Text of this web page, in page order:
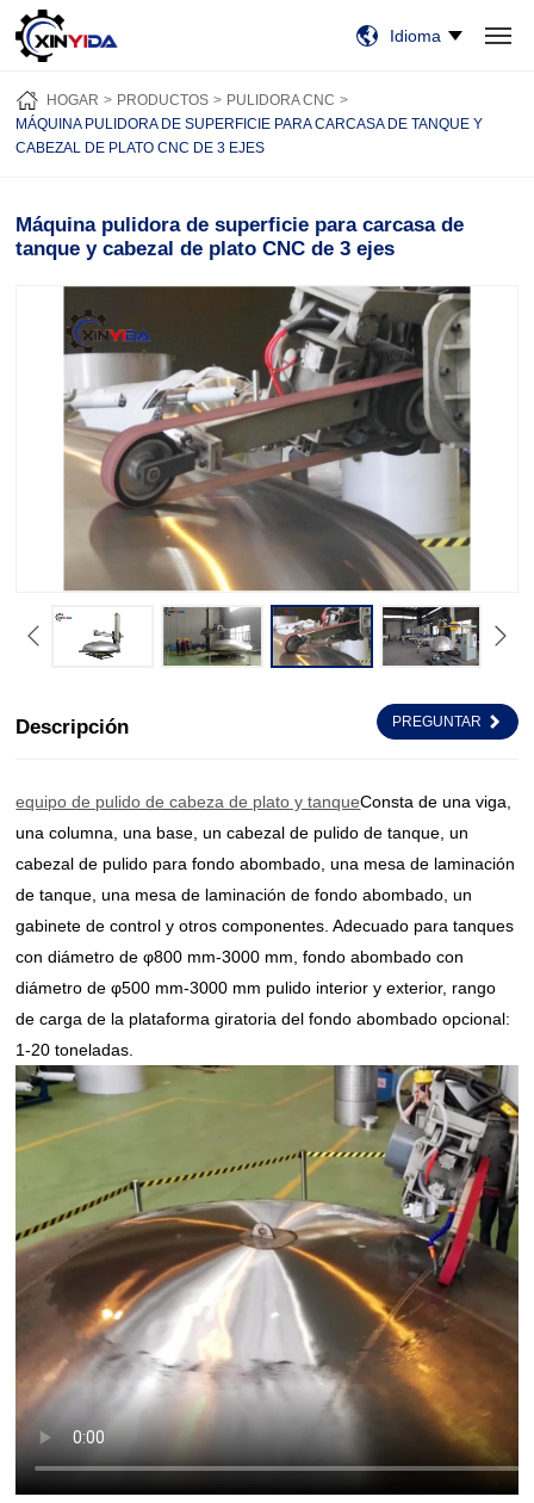
HOGAR
PRODUCTOS
VIDEO
CASOS
NOTICIAS
SOBRE NOSOTROS
CONTÁCTENOS
Idioma
HOGAR PRODUCTOS
PULIDORA CNC
MÁQUINA PULIDORA DE SUPERFICIE PARA CARCASA DE TANQUE Y
CABEZAL DE PLATO CNC DE 3 EJES
Máquina pulidora de superficie para carcasa de
tanque y cabezal de plato CNC de 3 ejes
Descripción PREGUNTAR
equipo de pulido de cabeza de plato y tanqueConsta de una viga,
una columna, una base, un cabezal de pulido de tanque, un
cabezal de pulido para fondo abombado, una mesa de laminación
de tanque, una mesa de laminación de fondo abombado, un
gabinete de control y otros componentes. Adecuado para tanques
con diámetro de φ800 mm-3000 mm, fondo abombado con
diámetro de φ500 mm-3000 mm pulido interior y exterior, rango
de carga de la plataforma giratoria del fondo abombado opcional:
1-20 toneladas.